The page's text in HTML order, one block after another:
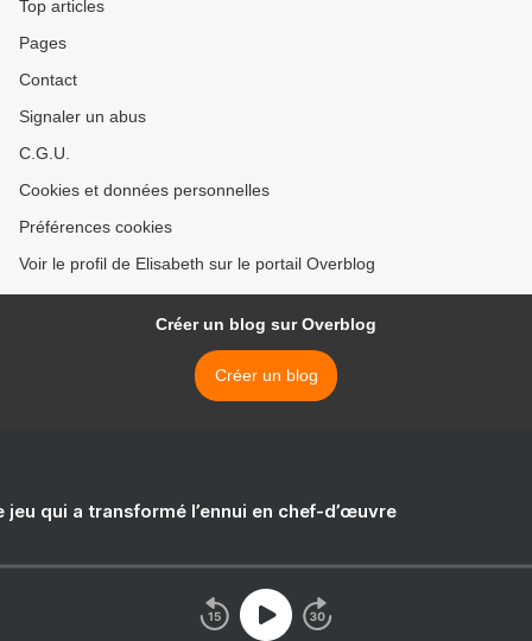
Top articles
Pages
Contact
Signaler un abus
C.G.U.
Cookies et données personnelles
Préférences cookies
Voir le profil de Elisabeth sur le portail Overblog
Créer un blog sur Overblog
Créer un blog
jeu qui a transformé l’ennui en chef-d’œuvre